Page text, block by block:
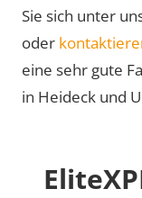
Sie sich unter
oder
eine sehr gute
in Heideck und